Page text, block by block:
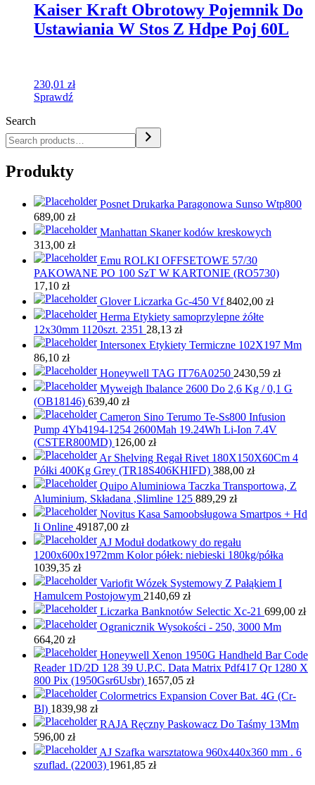
Kaiser Kraft Obrotowy Pojemnik Do
Ustawiania W Stos Z Hdpe Poj 60L
230,01 zł
Sprawdź
Search
Produkty
Posnet Drukarka Paragonowa Sunso Wtp800
689,00 zł
Manhattan Skaner kodów kreskowych
313,00 zł
Emu ROLKI OFFSETOWE 57/30
PAKOWANE PO 100 SzT W KARTONIE (RO5730)
17,10 zł
Glover Liczarka Gc-450 Vf 8402,00 zł
Herma Etykiety samoprzylepne żółte
12x30mm 1120szt. 2351 28,13 zł
Intersonex Etykiety Termiczne 102X197 Mm
86,10 zł
Honeywell TAG IT76A0250 2430,59 zł
Myweigh Ibalance 2600 Do 2,6 Kg / 0,1 G
(OB18146) 639,40 zł
Cameron Sino Terumo Te-Ss800 Infusion
Pump 4Yb4194-1254 2600Mah 19.24Wh Li-Ion 7.4V
(CSTER800MD) 126,00 zł
Ar Shelving Regał Rivet 180X150X60Cm 4
Półki 400Kg Grey (TR18S406KHIFD) 388,00 zł
Quipo Aluminiowa Taczka Transportowa, Z
Aluminium, Składana ,Slimline 125 889,29 zł
Novitus Kasa Samoobsługowa Smartpos + Hd
Ii Online 49187,00 zł
AJ Moduł dodatkowy do regału
1200x600x1972mm Kolor półek: niebieski 180kg/półka
1039,35 zł
Variofit Wózek Systemowy Z Pałąkiem I
Hamulcem Postojowym 2140,69 zł
Liczarka Banknotów Selectic Xc-21 699,00 zł
Ogranicznik Wysokości - 250, 3000 Mm
664,20 zł
Honeywell Xenon 1950G Handheld Bar Code
Reader 1D/2D 128 39 U.P.C. Data Matrix Pdf417 Qr 1280 X
800 Pix (1950Gsr6Usbr) 1657,05 zł
Colormetrics Expansion Cover Bat. 4G (Cr-
Bl) 1839,98 zł
RAJA Ręczny Paskowacz Do Taśmy 13Mm
596,00 zł
AJ Szafka warsztatowa 960x440x360 mm . 6
szuflad. (22003) 1961,85 zł